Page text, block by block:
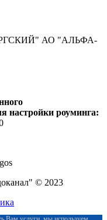
АО "АЛЬФА-
настройки роуминга:
© 2023